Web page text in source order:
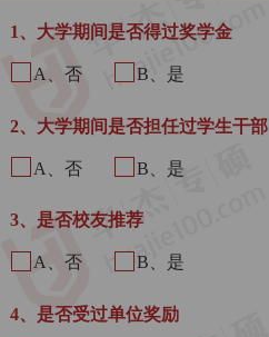
1、大学期间是否得过奖学金
A、否 B、是
2、大学期间是否担任过学生干部
A、否 B、是
3、是否校友推荐
A、否 B、是
4、是否受过单位奖励